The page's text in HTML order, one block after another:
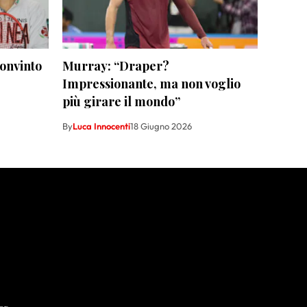
Murray: “Draper?
Impressionante, ma non voglio
più girare il mondo”
ByLuca Innocenti18 Giugno 2026